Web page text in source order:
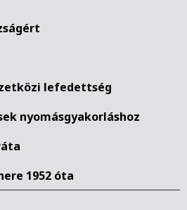
lefedettség
nyomásgyakorláshoz
1952 óta